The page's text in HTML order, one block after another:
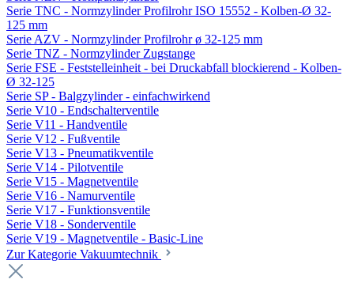
Serie TNC - Normzylinder Profilrohr ISO 15552 - Kolben-Ø 32-
125 mm
Serie AZV - Normzylinder Profilrohr ø 32-125 mm
Serie TNZ - Normzylinder Zugstange
Serie FSE - Feststelleinheit - bei Druckabfall blockierend - Kolben-
Ø 32-125
Serie SP - Balgzylinder - einfachwirkend
Serie V10 - Endschalterventile
Serie V11 - Handventile
Serie V12 - Fußventile
Serie V13 - Pneumatikventile
Serie V14 - Pilotventile
Serie V15 - Magnetventile
Serie V16 - Namurventile
Serie V17 - Funktionsventile
Serie V18 - Sonderventile
Serie V19 - Magnetventile - Basic-Line
Zur Kategorie Vakuumtechnik